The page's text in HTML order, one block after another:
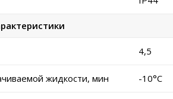
4,5
жидкости, мин -10°C